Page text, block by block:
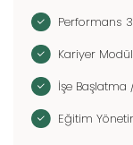
Performans
Kariyer
İşe
Eğitim